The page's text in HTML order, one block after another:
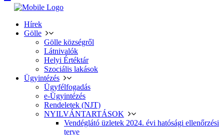
Hírek
Gölle
Gölle községről
Látnivalók
Helyi Értéktár
Szociális lakások
Ügyintézés
Ügyfélfogadás
e-Ügyintézés
Rendeletek (NJT)
NYILVÁNTARTÁSOK
Vendéglátó üzletek 2024. évi hatósági ellenőrzési
terve